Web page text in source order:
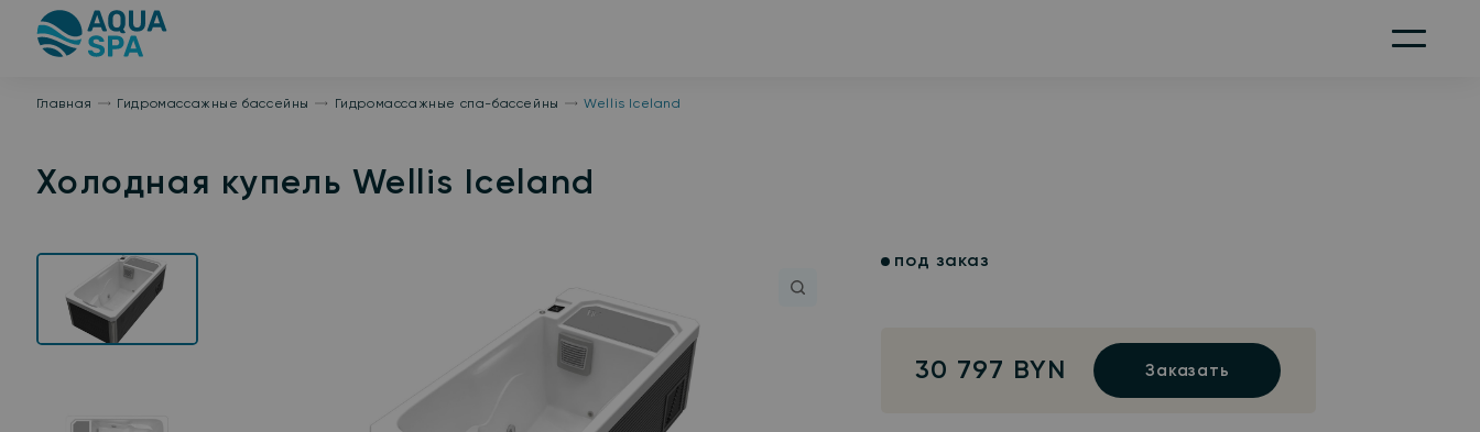
На
главную
Меню
Главная Гидромассажные бассейны Гидромассажные спа-бассейны Wellis Iceland
Холодная купель Wellis Iceland
под заказ
30 797 BYN Заказать